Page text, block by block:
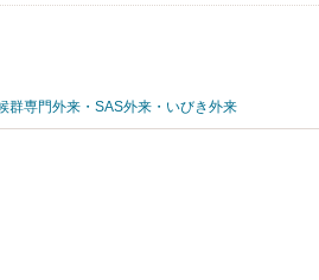
群専門外来・SAS外来・いびき外来